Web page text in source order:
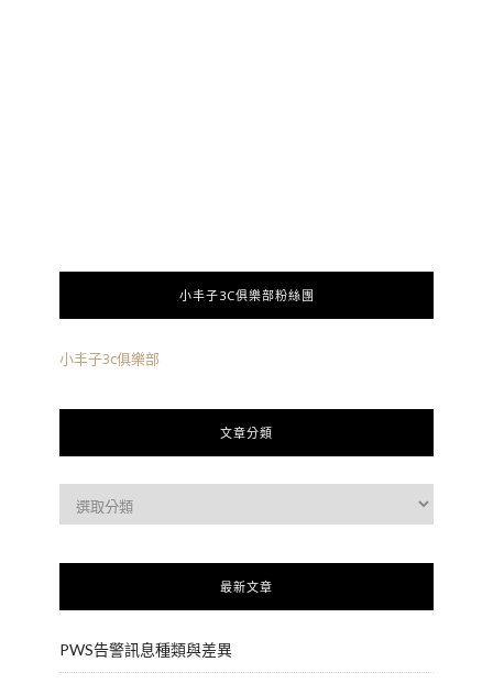
小丰子3C俱樂部粉絲團
小丰子3c俱樂部
文章分類
最新文章
PWS告警訊息種類與差異